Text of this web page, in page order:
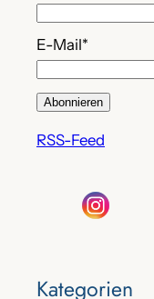
E-Mail*
RSS-Feed
Kategorien